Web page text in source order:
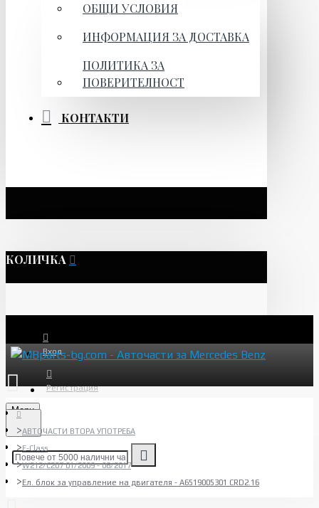
ОБЩИ УСЛОВИЯ
ИНФОРМАЦИЯ ЗА ДОСТАВКА
ПОЛИТИКА ЗА
ПОВЕРИТЕЛНОСТ
КОНТАКТИ
КОЛИЧКА
Вход
Регистрация
Menu
АВТОЧАСТИ ВТОРА УПОТРЕБА
E-Class
W212/C207 01/2009 - 06/2017
Ел. блок за управление на двигателя - A6519005301 CRD2.16